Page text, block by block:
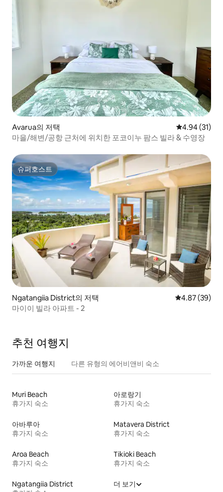
Avarua의 저택 평점 4.94점
4.94 (31)
마을/해변/공항 근처에 위치한 포코이누 팜스 빌라 & 수영장
슈퍼호스트
슈퍼호스트
Ngatangiia District의 저택 평점 4.87점(5
4.87 (39)
마이이 빌라 아파트 - 2
추천 여행지
가까운 여행지 다른 유형의 에어비앤비 숙소
Muri Beach
휴가지 숙소
아로랑기
휴가지 숙소
아바루아
휴가지 숙소
Matavera District
휴가지 숙소
Aroa Beach
휴가지 숙소
Tikioki Beach
휴가지 숙소
Ngatangiia District
더 보기